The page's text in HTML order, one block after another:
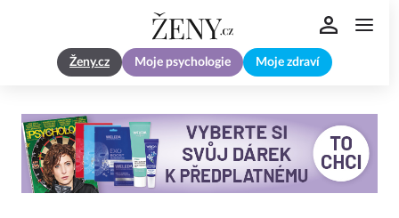
Ženy.cz Moje psychologie Moje zdraví